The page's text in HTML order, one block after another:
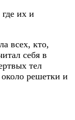
их и
всех, кто,
себя в
тел
решетки и